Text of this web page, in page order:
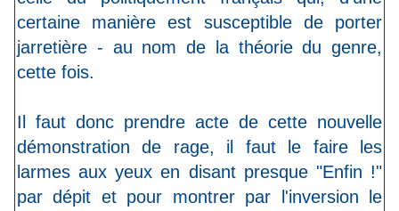
certaine manière est susceptible de porter
jarretière - au nom de la théorie du genre,
cette fois.
Il faut donc prendre acte de cette nouvelle
démonstration de rage, il faut le faire les
larmes aux yeux en disant presque "Enfin !"
par dépit et pour montrer par l'inversion le